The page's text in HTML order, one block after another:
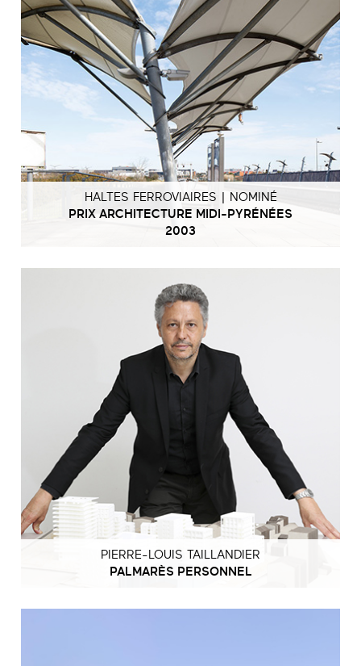
HALTES FERROVIAIRES | NOMINÉ
PRIX ARCHITECTURE MIDI-PYRÉNÉES
2003
PIERRE-LOUIS TAILLANDIER
PALMARÈS PERSONNEL